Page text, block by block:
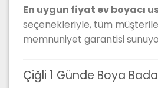
En uygun fiyat ev boyacı
seçenekleriyle, tüm
memnuniyet garantisi
Çiğli 1 Günde Boya